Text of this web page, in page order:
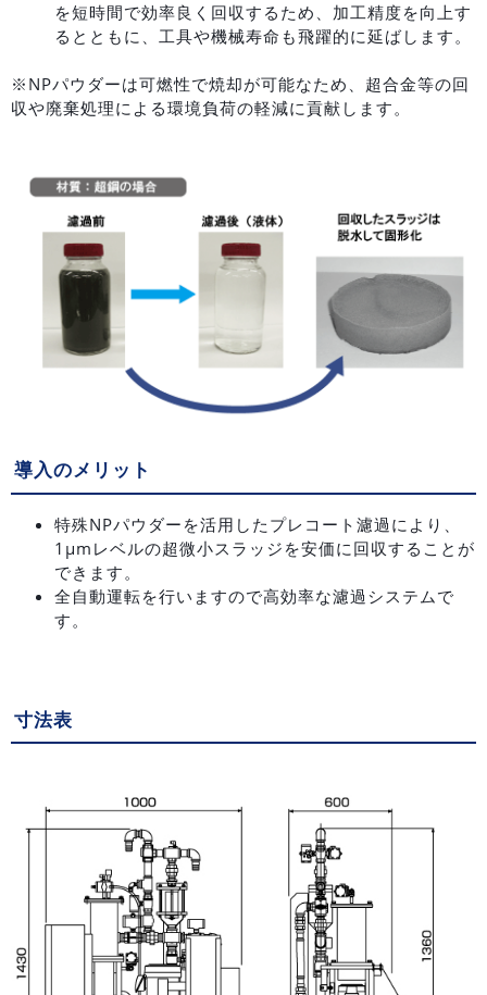
を短時間で効率良く回収するため、加工精度を向上す
るとともに、工具や機械寿命も飛躍的に延ばします。
※NPパウダーは可燃性で焼却が可能なため、超合金等の回
収や廃棄処理による環境負荷の軽減に貢献します。
導入のメリット
特殊NPパウダーを活用したプレコート濾過により、
1μmレベルの超微小スラッジを安価に回収することが
できます。
全自動運転を行いますので高効率な濾過システムで
す。
寸法表